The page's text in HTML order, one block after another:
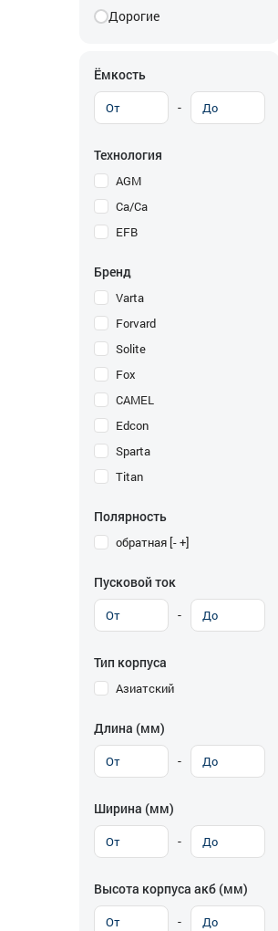
Дорогие
Ёмкость
-
Технология
AGM
Ca/Ca
EFB
Бренд
Varta
Forvard
Solite
Fox
CAMEL
Edcon
Sparta
Titan
Полярность
обратная [- +]
Пусковой ток
-
Тип корпуса
Азиатский
Длина (мм)
-
Ширина (мм)
-
Высота корпуса акб (мм)
-